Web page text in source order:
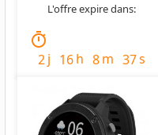
L'offre expire dans:
timer
2j 16h 8m 35s